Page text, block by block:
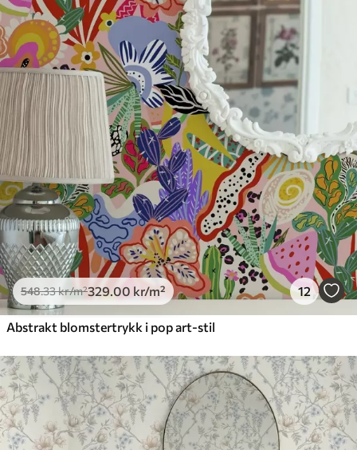
548.33kr/m²329.00 kr/m² 12
Abstrakt blomstertrykk i pop art-stil